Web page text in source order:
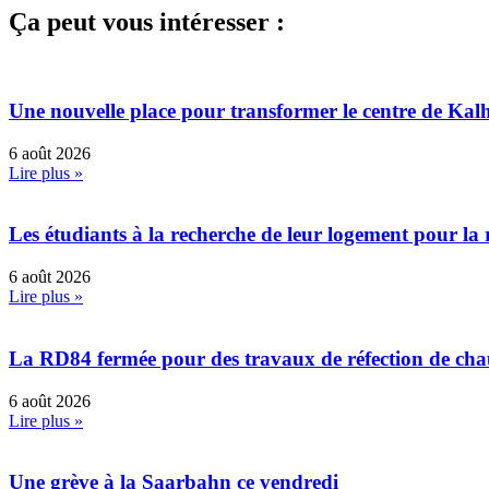
Ça peut vous intéresser :
Une nouvelle place pour transformer le centre de
6 août 2026
Lire plus »
Les étudiants à la recherche de leur logement pour la
6 août 2026
Lire plus »
La RD84 fermée pour des travaux de réfection de
6 août 2026
Lire plus »
Une grève à la Saarbahn ce vendredi